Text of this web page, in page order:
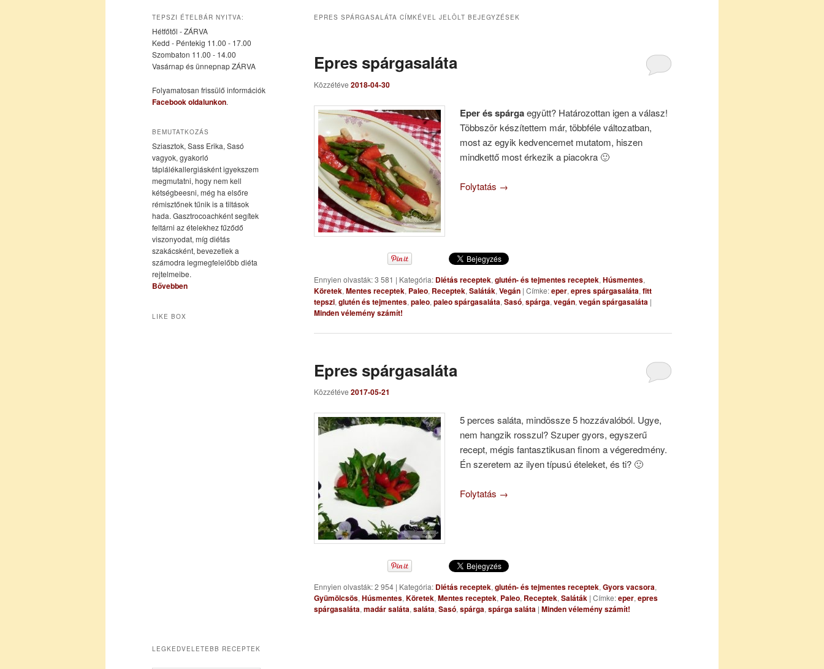
elsődleges
tartalomra
másodlagos
tartalomra
EPRES SPÁRGASALÁTA CÍMKÉVEL JELÖLT BEJEGYZÉSEK
Epres spárgasaláta
Közzétéve 2018-04-30
Eper és spárgaegyütt? Határozottan igen a válasz!
Többször készítettem már, többféle változatban,
most az egyik kedvencemet mutatom, hiszen
mindkettő most érkezik a piacokra 🙂
Folytatás →
Ennyien olvasták: 3 581 | Kategória: Diétás receptek, glutén- és tejmentes receptek, Húsmentes,
Köretek, Mentes receptek, Paleo, Receptek, Saláták, Vegán | Címke:eper, epres spárgasaláta, fitt
tepszi, glutén és tejmentes, paleo, paleo spárgasaláta, Sasó, spárga, vegán, vegán spárgasaláta |
Minden vélemény számít!
Epres spárgasaláta
Közzétéve 2017-05-21
5 perces saláta, mindössze 5 hozzávalóból. Ugye,
nem hangzik rosszul? Szuper gyors, egyszerű
recept, mégis fantasztikusan finom a végeredmény.
Én szeretem az ilyen típusú ételeket, és ti? 🙂
Folytatás →
Ennyien olvasták: 2 954 | Kategória: Diétás receptek, glutén- és tejmentes receptek, Gyors vacsora,
Gyümölcsös, Húsmentes, Köretek, Mentes receptek, Paleo, Receptek, Saláták | Címke:eper, epres
spárgasaláta, madár saláta, saláta, Sasó, spárga, spárga saláta | Minden vélemény számít!
TEPSZI ÉTELBÁR NYITVA:
Hétfőtől - ZÁRVA
Kedd - Péntekig 11.00 - 17.00
Szombaton 11.00 - 14.00
Vasárnap és ünnepnap ZÁRVA
Folyamatosan frissülő információk
Facebook oldalunkon.
BEMUTATKOZÁS
Sziasztok, Sass Erika, Sasó
vagyok, gyakorló
táplálékallergiásként igyekszem
megmutatni, hogy nem kell
kétségbeesni, még ha elsőre
rémisztőnek tűnik is a tiltások
hada. Gasztrocoachként segítek
feltárni az ételekhez fűződő
viszonyodat, míg diétás
szakácsként, bevezetlek a
számodra legmegfelelőbb diéta
rejtelmeibe.
Bővebben
LIKE BOX
LEGKEDVELETEBB RECEPTEK